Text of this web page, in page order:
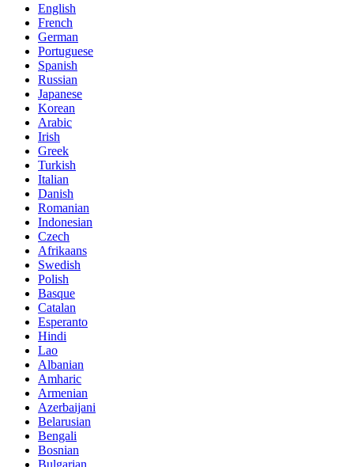
English
French
German
Portuguese
Spanish
Russian
Japanese
Korean
Arabic
Irish
Greek
Turkish
Italian
Danish
Romanian
Indonesian
Czech
Afrikaans
Swedish
Polish
Basque
Catalan
Esperanto
Hindi
Lao
Albanian
Amharic
Armenian
Azerbaijani
Belarusian
Bengali
Bosnian
Bulgarian